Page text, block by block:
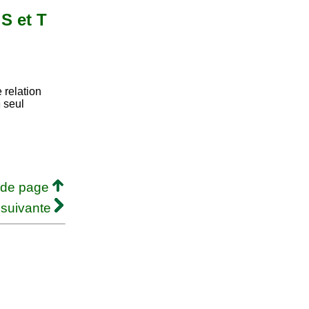
et T
relation
page